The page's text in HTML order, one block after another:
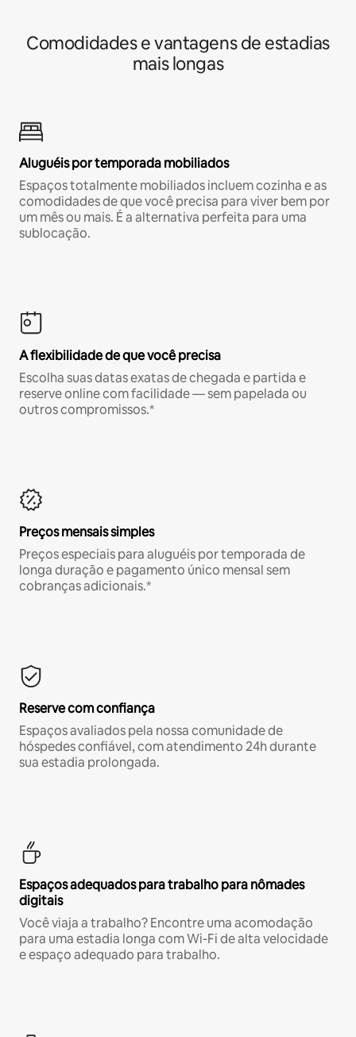
Comodidades e vantagens de estadias
mais longas
Aluguéis por temporada mobiliados
Espaços totalmente mobiliados incluem cozinha e as
comodidades de que você precisa para viver bem por
um mês ou mais. É a alternativa perfeita para uma
sublocação.
A flexibilidade de que você precisa
Escolha suas datas exatas de chegada e partida e
reserve online com facilidade — sem papelada ou
outros compromissos.*
Preços mensais simples
Preços especiais para aluguéis por temporada de
longa duração e pagamento único mensal sem
cobranças adicionais.*
Reserve com confiança
Espaços avaliados pela nossa comunidade de
hóspedes confiável, com atendimento 24h durante
sua estadia prolongada.
Espaços adequados para trabalho para nômades
digitais
Você viaja a trabalho? Encontre uma acomodação
para uma estadia longa com Wi-Fi de alta velocidade
e espaço adequado para trabalho.